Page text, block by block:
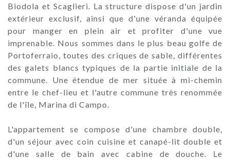
Biodola et Scaglieri. La structure dispose d'un jardin
extérieur exclusif, ainsi que d'une véranda équipée
pour manger en plein air et profiter d'une vue
imprenable. Nous sommes dans le plus beau golfe de
Portoferraio, toutes des criques de sable, différentes
des galets blancs typiques de la partie initiale de la
commune. Une étendue de mer située à mi-chemin
entre le chef-lieu et l'autre commune très renommée
de l'île, Marina di Campo.
L'appartement se compose d'une chambre double,
d'un séjour avec coin cuisine et canapé-lit double et
d'une salle de bain avec cabine de douche. Le